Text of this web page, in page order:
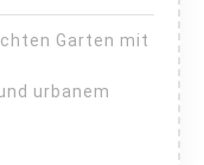
Garten mit
urbanem